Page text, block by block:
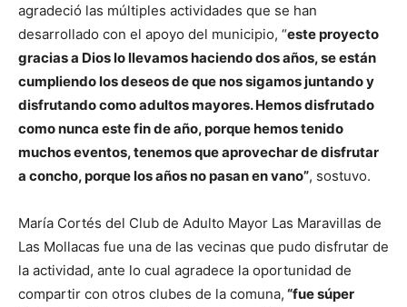
agradeció las múltiples actividades que se han
desarrollado con el apoyo del municipio, “este proyecto
gracias a Dios lo llevamos haciendo dos años, se están
cumpliendo los deseos de que nos sigamos juntando y
disfrutando como adultos mayores. Hemos disfrutado
como nunca este fin de año, porque hemos tenido
muchos eventos, tenemos que aprovechar de disfrutar
a concho, porque los años no pasan en vano”, sostuvo.
María Cortés del Club de Adulto Mayor Las Maravillas de
Las Mollacas fue una de las vecinas que pudo disfrutar de
la actividad, ante lo cual agradece la oportunidad de
compartir con otros clubes de la comuna, “fue súper